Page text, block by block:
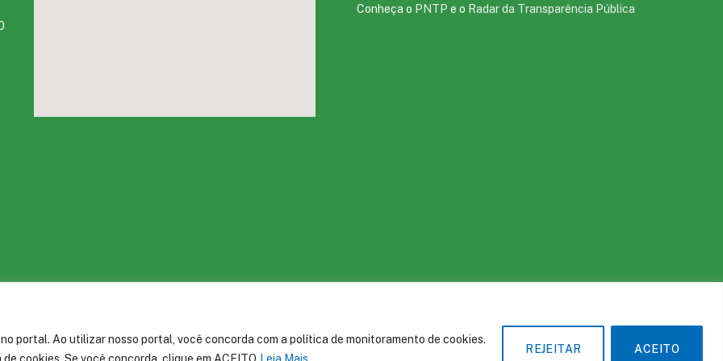
portal. Ao utilizar nosso portal, você concorda com a política de monitoramento de cookies.
cookies. Se você concorda, clique em ACEITO Leia Mais
REJEITAR ACEITO
Conheça o PNTP e o Radar da Transparência Pública
Acessar Área Administrativa Acessar o Webmail